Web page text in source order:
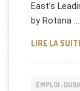
East’s
by Rotana …
LIRE LA
EMPLOI :